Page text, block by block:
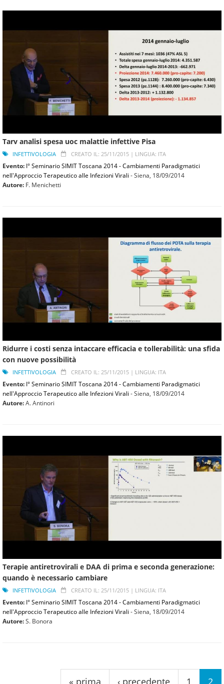
Tarv analisi spesa uoc malattie infettive Pisa
INFETTIVOLOGIA CREATO IL: 25/11/2015 | LINGUA: ITA
Evento: I° Seminario SIMIT Toscana 2014 - Cambiamenti Paradigmatici
nell'Approccio Terapeutico alle Infezioni Virali - Siena, 18/09/2014
Autore: F. Menichetti
Ridurre i costi senza intaccare efficacia e tollerabilità: una sfida
con nuove possibilità
INFETTIVOLOGIA CREATO IL: 25/11/2015 | LINGUA: ITA
Evento: I° Seminario SIMIT Toscana 2014 - Cambiamenti Paradigmatici
nell'Approccio Terapeutico alle Infezioni Virali - Siena, 18/09/2014
Autore:A. Antinori
Terapie antiretrovirali e DAA di prima e seconda generazione:
quando è necessario cambiare
INFETTIVOLOGIA CREATO IL: 25/11/2015 | LINGUA: ITA
Evento: I° Seminario SIMIT Toscana 2014 - Cambiamenti Paradigmatici
nell'Approccio Terapeutico alle Infezioni Virali - Siena, 18/09/2014
Autore:S. Bonora
« prima ‹ precedente 1 2